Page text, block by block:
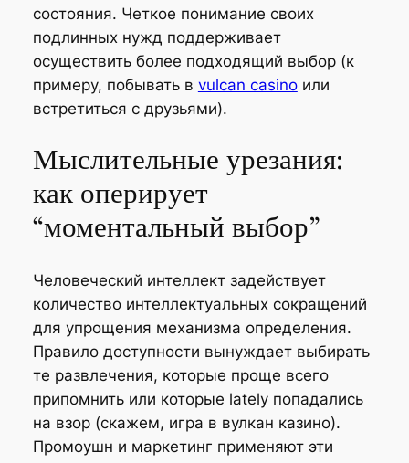
состояния. Четкое понимание своих
подлинных нужд поддерживает
осуществить более подходящий выбор (к
примеру, побывать в vulcan casinoили
встретиться с друзьями).
Мыслительные урезания:
как оперирует
“моментальный выбор”
Человеческий интеллект задействует
количество интеллектуальных сокращений
для упрощения механизма определения.
Правило доступности вынуждает выбирать
те развлечения, которые проще всего
припомнить или которые lately попадались
на взор (скажем, игра в вулкан казино).
Промоушн и маркетинг применяют эти